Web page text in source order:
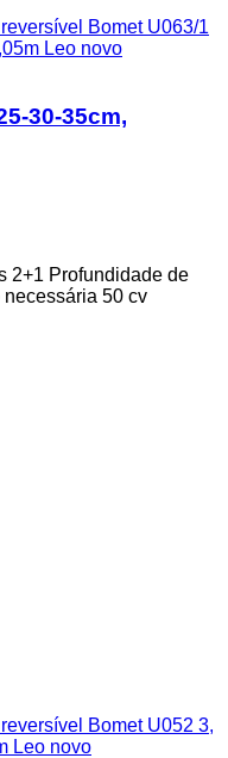
Bomet U063/1
Leo novo
30-35cm,
2+1 Profundidade de
necessária 50 cv
Bomet U052 3,
Leo novo